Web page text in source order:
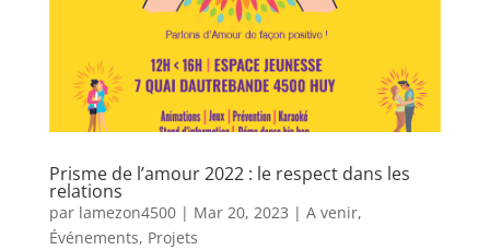
Prisme de l’amour 2022 : le respect dans les
relations
par lamezon4500| Mar 20, 2023 | A venir,
Événements, Projets